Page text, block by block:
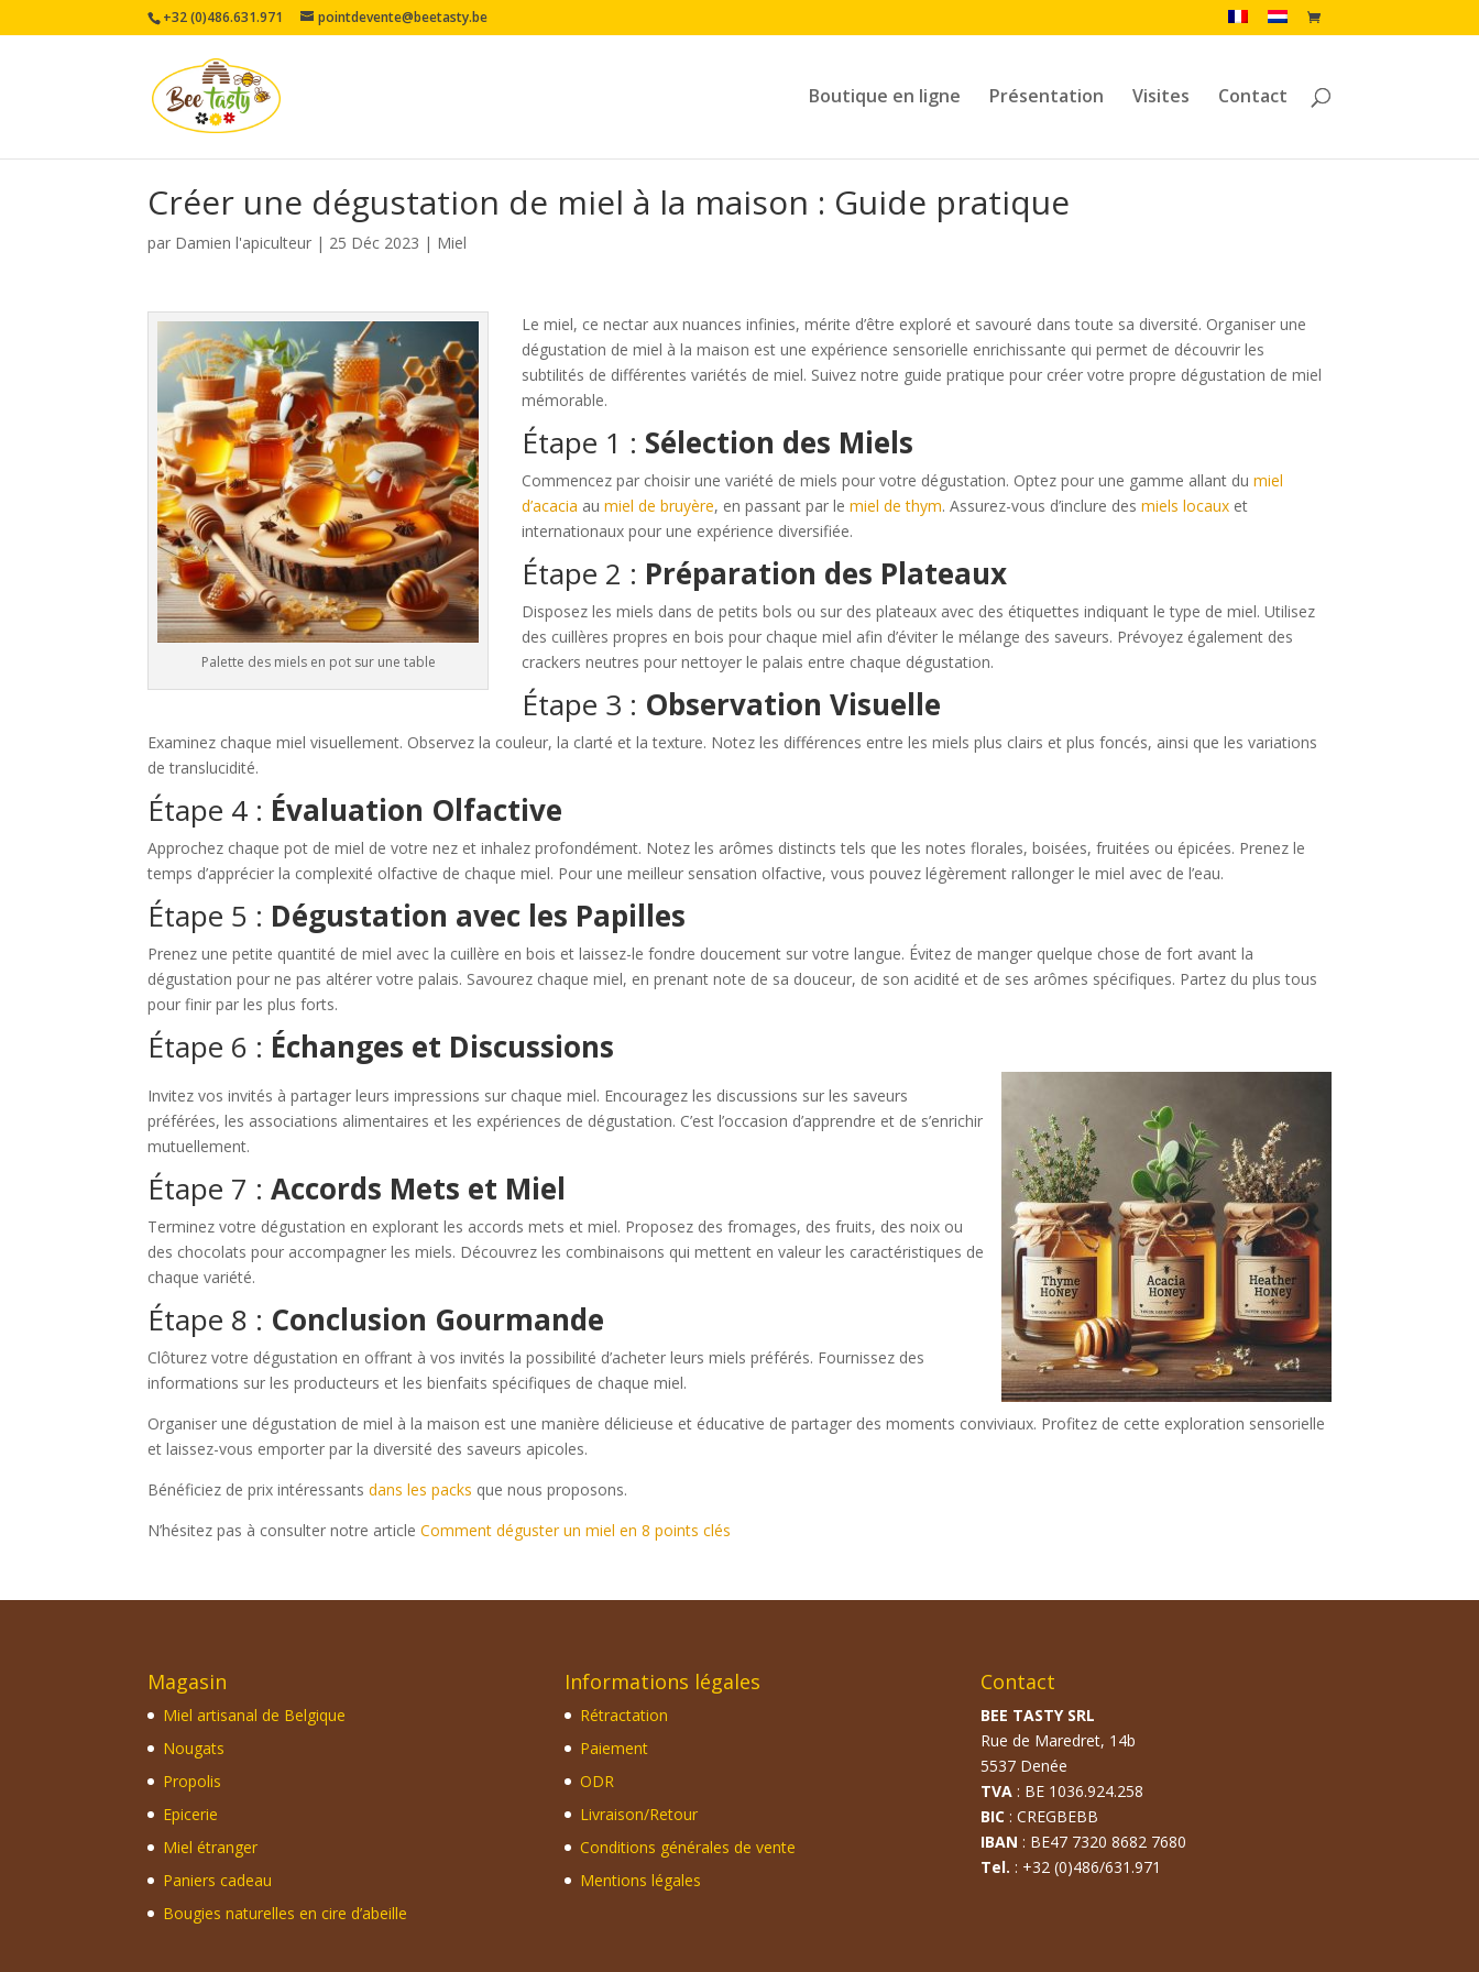
+32 (0)486.631.971 pointdevente@beetasty.be
Boutique en ligne Présentation Visites Contact
Créer une dégustation de miel à la maison : Guide pratique
par Damien l'apiculteur | 25 Déc 2023 | Miel
Palette des miels en pot sur une table
Le miel, ce nectar aux nuances infinies, mérite d’être exploré et savouré dans toute sa diversité. Organiser une
dégustation de miel à la maison est une expérience sensorielle enrichissante qui permet de découvrir les
subtilités de différentes variétés de miel. Suivez notre guide pratique pour créer votre propre dégustation de miel
mémorable.
Étape 1 : Sélection des Miels
Commencez par choisir une variété de miels pour votre dégustation. Optez pour une gamme allant dumiel
d’acacia aumiel de bruyère, en passant par lemiel de thym. Assurez-vous d’inclure desmiels locaux et
internationaux pour une expérience diversifiée.
Étape 2 : Préparation des Plateaux
Disposez les miels dans de petits bols ou sur des plateaux avec des étiquettes indiquant le type de miel. Utilisez
des cuillères propres en bois pour chaque miel afin d’éviter le mélange des saveurs. Prévoyez également des
crackers neutres pour nettoyer le palais entre chaque dégustation.
Étape 3 : Observation Visuelle
Examinez chaque miel visuellement. Observez la couleur, la clarté et la texture. Notez les différences entre les miels plus clairs et plus foncés, ainsi que les variations
de translucidité.
Étape 4 : Évaluation Olfactive
Approchez chaque pot de miel de votre nez et inhalez profondément. Notez les arômes distincts tels que les notes florales, boisées, fruitées ou épicées. Prenez le
temps d’apprécier la complexité olfactive de chaque miel. Pour une meilleur sensation olfactive, vous pouvez légèrement rallonger le miel avec de l’eau.
Étape 5 : Dégustation avec les Papilles
Prenez une petite quantité de miel avec la cuillère en bois et laissez-le fondre doucement sur votre langue. Évitez de manger quelque chose de fort avant la
dégustation pour ne pas altérer votre palais. Savourez chaque miel, en prenant note de sa douceur, de son acidité et de ses arômes spécifiques. Partez du plus tous
pour finir par les plus forts.
Étape 6 : Échanges et Discussions
Invitez vos invités à partager leurs impressions sur chaque miel. Encouragez les discussions sur les saveurs
préférées, les associations alimentaires et les expériences de dégustation. C’est l’occasion d’apprendre et de s’enrichir
mutuellement.
Étape 7 :Accords Mets et Miel
Terminez votre dégustation en explorant les accords mets et miel. Proposez des fromages, des fruits, des noix ou
des chocolats pour accompagner les miels. Découvrez les combinaisons qui mettent en valeur les caractéristiques de
chaque variété.
Étape 8 : Conclusion Gourmande
Clôturez votre dégustation en offrant à vos invités la possibilité d’acheter leurs miels préférés. Fournissez des
informations sur les producteurs et les bienfaits spécifiques de chaque miel.
Organiser une dégustation de miel à la maison est une manière délicieuse et éducative de partager des moments conviviaux. Profitez de cette exploration sensorielle
et laissez-vous emporter par la diversité des saveurs apicoles.
Bénéficiez de prix intéressantsdans les packs que nous proposons.
N’hésitez pas à consulter notre articleComment déguster un miel en 8 points clés
Magasin
Miel artisanal de Belgique
Nougats
Propolis
Epicerie
Miel étranger
Paniers cadeau
Bougies naturelles en cire d’abeille
Informations légales
Rétractation
Paiement
ODR
Livraison/Retour
Conditions générales de vente
Mentions légales
Contact
BEE TASTY SRL
Rue de Maredret, 14b
5537 Denée
TVA: BE 1036.924.258
BIC: CREGBEBB
IBAN : BE47 7320 8682 7680
Tel. : +32 (0)486/631.971